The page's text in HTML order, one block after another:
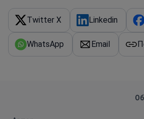
Twitter X Linkedin
WhatsApp Email